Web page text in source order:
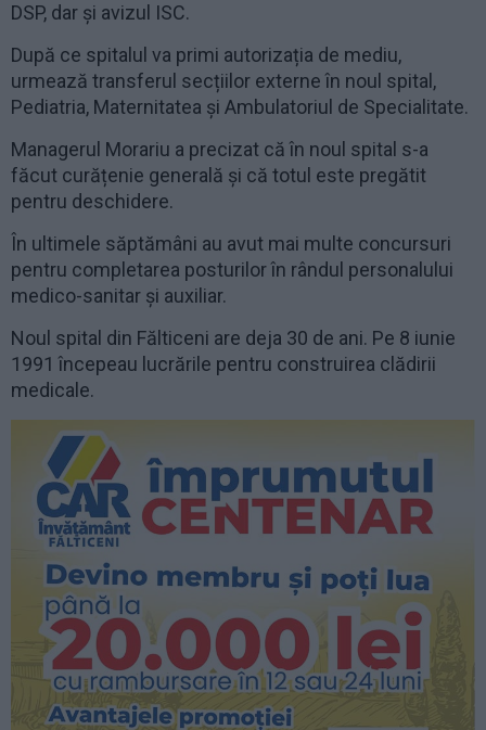
DSP, dar și avizul ISC.
După ce spitalul va primi autorizația de mediu,
urmează transferul secțiilor externe în noul spital,
Pediatria, Maternitatea și Ambulatoriul de Specialitate.
Managerul Morariu a precizat că în noul spital s-a
făcut curățenie generală și că totul este pregătit
pentru deschidere.
În ultimele săptămâni au avut mai multe concursuri
pentru completarea posturilor în rândul personalului
medico-sanitar și auxiliar.
Noul spital din Fălticeni are deja 30 de ani. Pe 8 iunie
1991 începeau lucrările pentru construirea clădirii
medicale.